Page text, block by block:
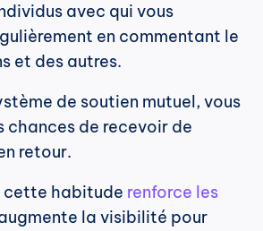
avec qui vous
en commentant le
et des autres.
de soutien mutuel, vous
chances de recevoir de
retour.
cette habitude renforce les
la visibilité pour